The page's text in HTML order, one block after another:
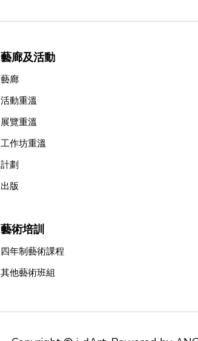
藝廊及活動
藝廊
活動重溫
展覽重溫
工作坊重溫
計劃
出版
藝術培訓
四年制藝術課程
其他藝術班組